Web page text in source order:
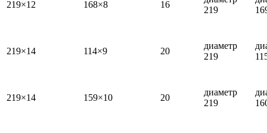
219×12 168×8 16
219
219×14 114×9 20
диаметр
219
219×14 159×10 20
диаметр
219